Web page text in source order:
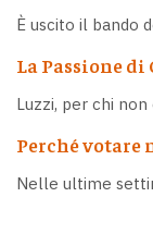
È uscito il bando
La Passione di
Luzzi, per chi non
Perché votare
Nelle ultime